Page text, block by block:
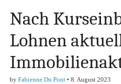
Finanzen,
Marketing-,
&
Nach
Lohnen
by Fabienne Du Pont • 8. August 2023